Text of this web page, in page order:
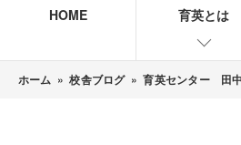
HOME 育英とは
ホーム » 校舎ブログ » 育英センター 田